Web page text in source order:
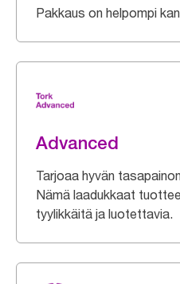
Pakkaus on helpompi
Advanced
Tarjoaa hyvän
Nämä laadukkaat
tyylikkäitä ja luotettavia.